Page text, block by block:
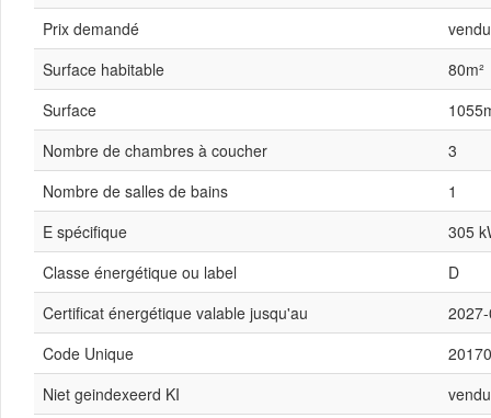
Prix demandé
vendu
Surface habitable
80m²
Surface
Nombre de chambres à coucher
3
Nombre de salles de bains
1
E spécifique
305
Classe énergétique ou label
D
Certificat énergétique valable jusqu'au
Code Unique
Niet geindexeerd KI
vendu